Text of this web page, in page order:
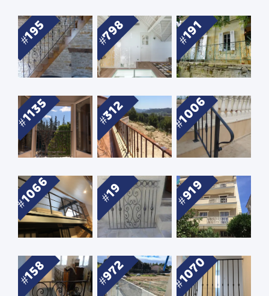
195 798 191
1135 312 1006
1066 19 919
158 972 1070